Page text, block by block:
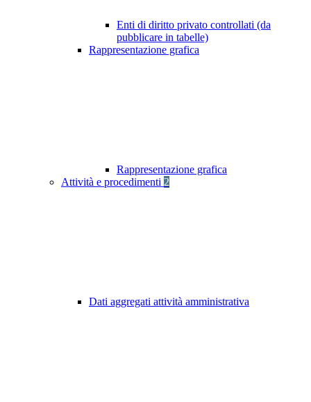
Enti di diritto privato controllati (da
pubblicare in tabelle)
Rappresentazione grafica
Rappresentazione grafica
Attività e procedimenti 2
Dati aggregati attività amministrativa